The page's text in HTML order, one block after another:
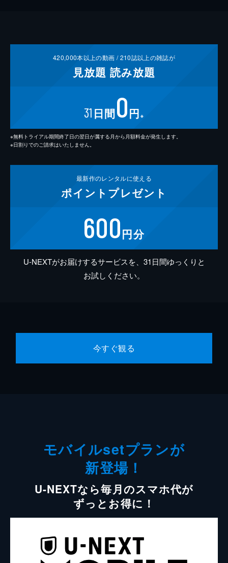
420,000本以上の動画 /210誌以上の雑誌が
見放題 読み放題
31 日間0円 ※
※無料トライアル期間終了日の翌日が属する月から月額料金が発生します。
※日割りでのご請求はいたしません。
最新作のレンタルに使える
ポイント プレゼント
600円分
U-NEXTがお届けするサービスを、31日間ゆっくりと
お試しください。
今すぐ観る
モバイルsetプランが
新登場！
U-NEXTなら毎月のスマホ代が
ずっとお得に！